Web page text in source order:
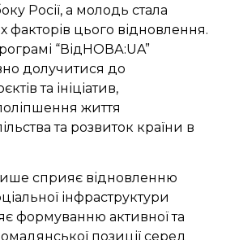
Росії, а молодь стала
цього відновлення.
“ВідНОВА:UA”
долучитися до
та ініціатив,
життя
та розвиток країни в
сприяє відновленню
інфраструктури
формуванню активної та
позиції серед